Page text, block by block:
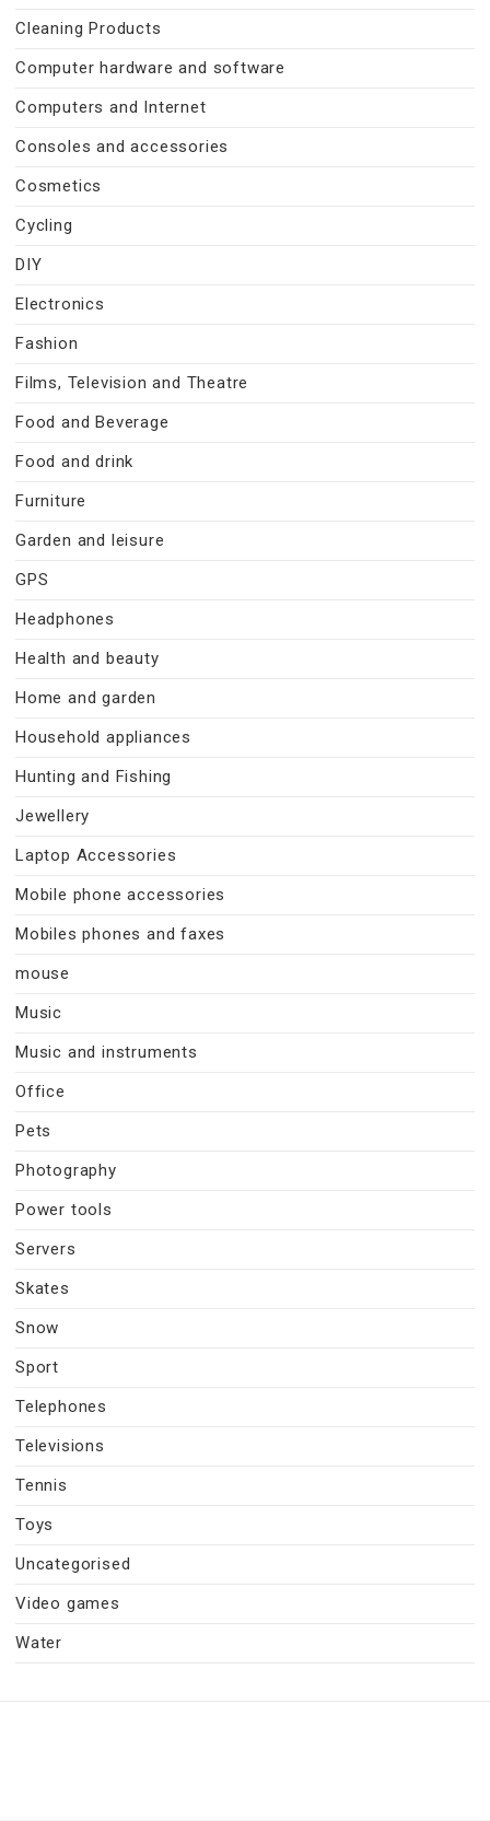
Cleaning Products
Computer hardware and software
Computers and Internet
Consoles and accessories
Cosmetics
Cycling
DIY
Electronics
Fashion
Films, Television and Theatre
Food and Beverage
Food and drink
Furniture
Garden and leisure
GPS
Headphones
Health and beauty
Home and garden
Household appliances
Hunting and Fishing
Jewellery
Laptop Accessories
Mobile phone accessories
Mobiles phones and faxes
mouse
Music
Music and instruments
Office
Pets
Photography
Power tools
Servers
Skates
Snow
Sport
Telephones
Televisions
Tennis
Toys
Uncategorised
Video games
Water